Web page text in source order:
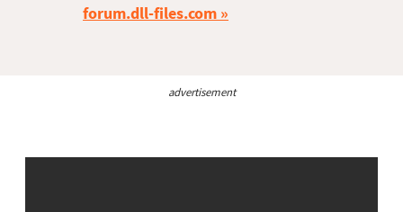
forum.dll-files.com
advertisement